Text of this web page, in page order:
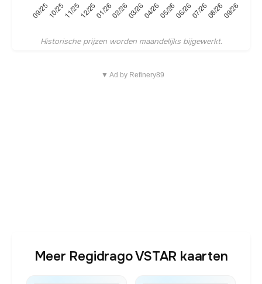
Historische prijzen worden maandelijks bijgewerkt.
▼ Ad by Refinery89
Meer Regidrago VSTAR kaarten